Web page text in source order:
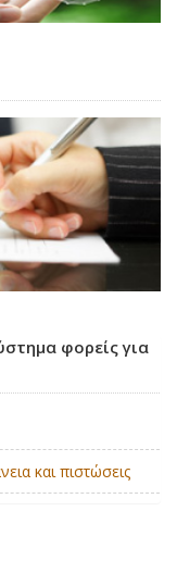
φορείς για
και πιστώσεις